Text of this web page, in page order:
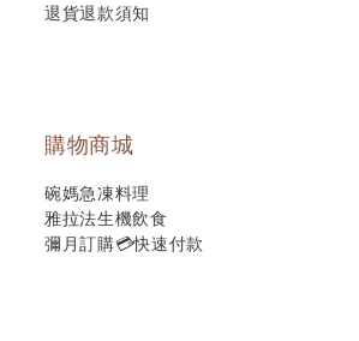
退貨退款須知
購物商城
碗媽急凍料理
雅拉法生機飲食
彌月訂購💳快速付款